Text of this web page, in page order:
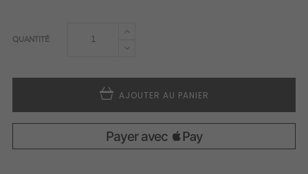
QUANTITÉ
AJOUTER AU PANIER